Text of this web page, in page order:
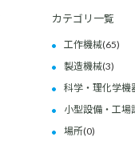
カテゴリ一覧
工作機械(65)
製造機械(3)
科学・理化学機
小型設備・工場
場所(0)